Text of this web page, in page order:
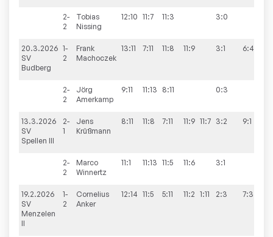
2-
2
Tobias
Nissing
12:10 11:7 11:3 3:0
20.3.2026
SV
Budberg
1-
2
Frank
Machoczek
13:11 7:11 11:8 11:9 3:1 6:4
2-
2
Jörg
Amerkamp
9:11 11:13 8:11 0:3
13.3.2026
SV
Spellen III
2-
1
Jens
Krüßmann
8:11 11:8 7:11 11:9 11:7 3:2 9:1
2-
2
Marco
Winnertz
11:1 11:13 11:5 11:6 3:1
19.2.2026
SV
Menzelen
II
1-
2
Cornelius
Anker
12:14 11:5 5:11 11:2 1:11 2:3 7:3